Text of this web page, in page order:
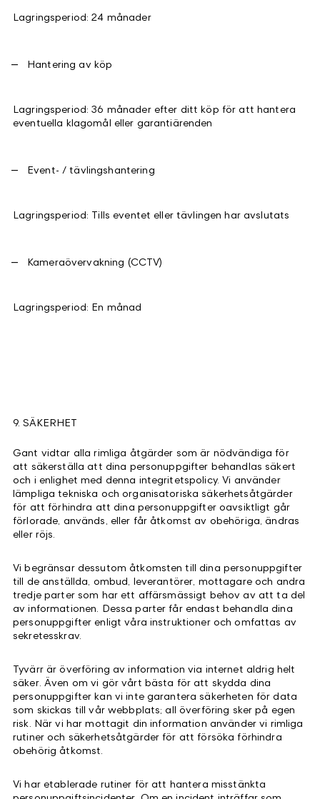
Lagringsperiod: 24 månader
Hantering av köp
Lagringsperiod: 36 månader efter ditt köp för att hantera
eventuella klagomål eller garantiärenden
Event- / tävlingshantering
Lagringsperiod: Tills eventet eller tävlingen har avslutats
Kameraövervakning (CCTV)
Lagringsperiod: En månad
9. SÄKERHET
Gant vidtar alla rimliga åtgärder som är nödvändiga för
att säkerställa att dina personuppgifter behandlas säkert
och i enlighet med denna integritetspolicy. Vi använder
lämpliga tekniska och organisatoriska säkerhetsåtgärder
för att förhindra att dina personuppgifter oavsiktligt går
förlorade, används, eller får åtkomst av obehöriga, ändras
eller röjs.
Vi begränsar dessutom åtkomsten till dina personuppgifter
till de anställda, ombud, leverantörer, mottagare och andra
tredje parter som har ett affärsmässigt behov av att ta del
av informationen. Dessa parter får endast behandla dina
personuppgifter enligt våra instruktioner och omfattas av
sekretesskrav.
Tyvärr är överföring av information via internet aldrig helt
säker. Även om vi gör vårt bästa för att skydda dina
personuppgifter kan vi inte garantera säkerheten för data
som skickas till vår webbplats; all överföring sker på egen
risk. När vi har mottagit din information använder vi rimliga
rutiner och säkerhetsåtgärder för att försöka förhindra
obehörig åtkomst.
Vi har etablerade rutiner för att hantera misstänkta